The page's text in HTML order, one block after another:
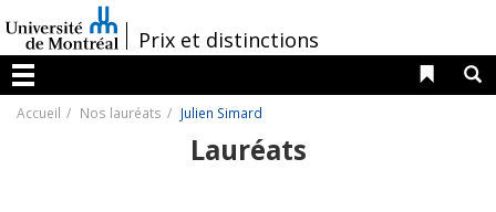
au
contenu
/Prix et distinctions
Menu
Liens
Accueil Nos lauréats Julien Simard
Lauréats